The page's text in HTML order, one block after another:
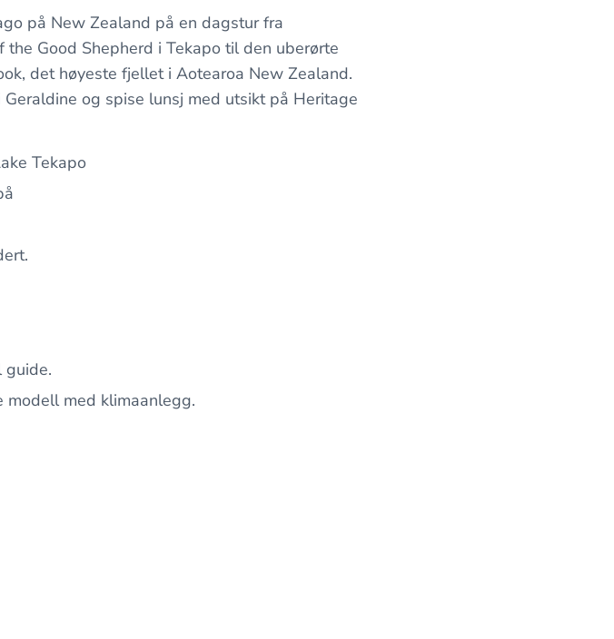
på New Zealand på en dagstur fra
the Good Shepherd i Tekapo til den uberørte
det høyeste fjellet i Aotearoa New Zealand.
og spise lunsj med utsikt på Heritage
Tekapo
guide.
modell med klimaanlegg.